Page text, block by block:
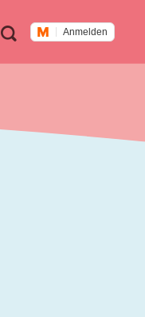
Meta
Navigation
Suche Anmelden